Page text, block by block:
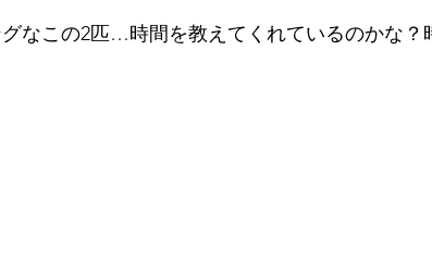
なこの2匹…時間を教えてくれているのかな？